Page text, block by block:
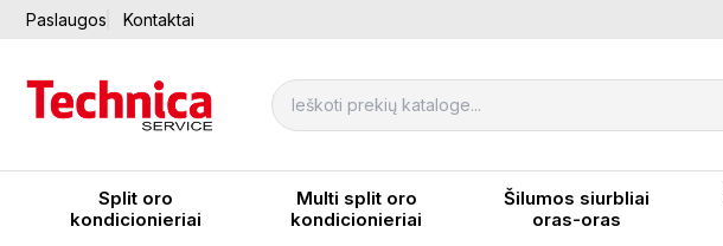
Paslaugos Kontaktai
Split oro
kondicionieriai
Multi split oro
kondicionieriai
Šilumos siurbliai
oras-oras